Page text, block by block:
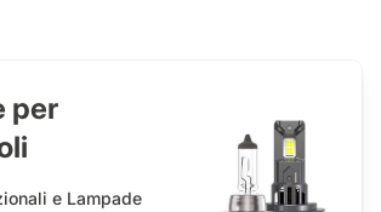
per
e Lampade